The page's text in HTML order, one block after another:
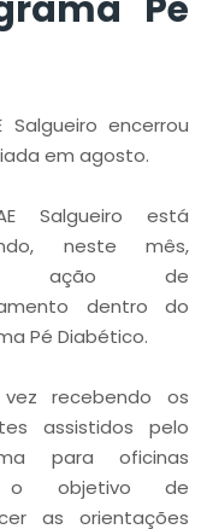
encerrou
em agosto.
Salgueiro está
neste mês,
ação de
dentro do
Pé Diabético.
recebendo os
assistidos pelo
para oficinas
o objetivo de
as orientações